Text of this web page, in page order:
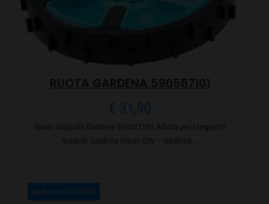
RUOTA GARDENA 590587101
€ 31,90
Ruota originale Gardena 590587101 Adatta per i seguenti
modelli: Gardena Sileno City – Gardena...
Spedizione GRATUITA